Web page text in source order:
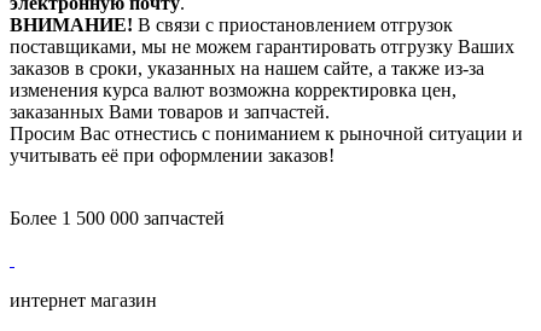
ВНИМАНИЕ! В связи с приостановлением отгрузок
поставщиками, мы не можем гарантировать отгрузку Ваших
заказов в сроки, указанных на нашем сайте, а также из-за
изменения курса валют возможна корректировка цен,
заказанных Вами товаров и запчастей.
Просим Вас отнестись с пониманием к рыночной ситуации и
учитывать её при оформлении заказов!
Более 1 500 000 запчастей
интернет магазин